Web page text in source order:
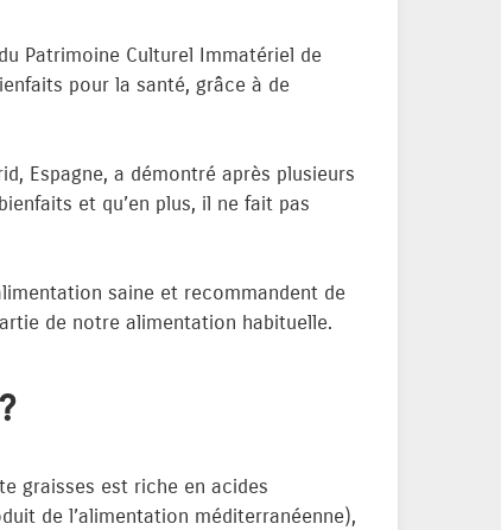
Patrimoine Culturel Immatériel de
pour la santé, grâce à de
Espagne, a démontré après plusieurs
et qu’en plus, il ne fait pas
saine et recommandent de
de notre alimentation habituelle.
graisses est riche en acides
de l’alimentation méditerranéenne),